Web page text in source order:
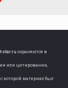
star.ru охраняются в
или цитировании,
которой материал был